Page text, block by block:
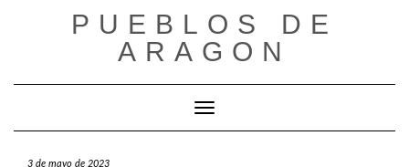
PUEBLOS DE
ARAGON
Cambiar modo de navegación
3 de mayo de 2023